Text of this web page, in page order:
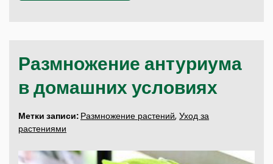
Размножение антуриума
в домашних условиях
Метки записи: Размножение растений, Уход за
растениями